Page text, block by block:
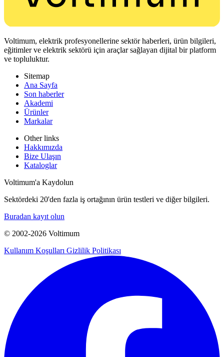
Voltimum, elektrik profesyonellerine sektör haberleri, ürün bilgileri,
eğitimler ve elektrik sektörü için araçlar sağlayan dijital bir platform
ve topluluktur.
Sitemap
Ana Sayfa
Son haberler
Akademi
Ürünler
Markalar
Other links
Hakkımızda
Bize Ulaşın
Kataloglar
Voltimum'a Kaydolun
Sektördeki 20'den fazla iş ortağının ürün testleri ve diğer bilgileri.
Buradan kayıt olun
© 2002-2026 Voltimum
Kullanım Koşulları Gizlilik Politikası